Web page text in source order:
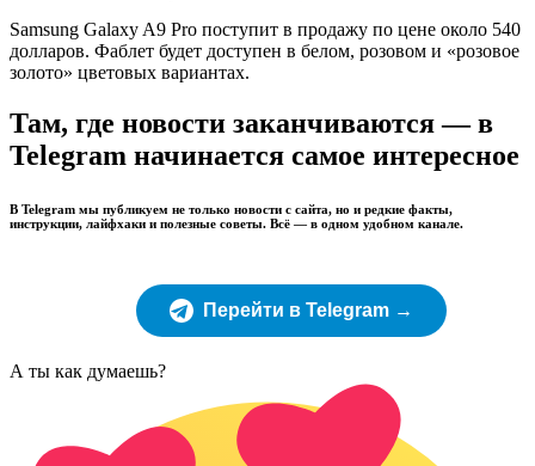
Samsung Galaxy A9 Pro поступит в продажу по цене около 540
долларов. Фаблет будет доступен в белом, розовом и «розовое
золото» цветовых вариантах.
Там, где новости заканчиваются — в
Telegram начинается самое интересное
В Telegram мы публикуем не только новости с сайта, но и редкие факты,
инструкции, лайфхаки и полезные советы. Всё — в одном удобном канале.
Перейти в Telegram →
А ты как думаешь?